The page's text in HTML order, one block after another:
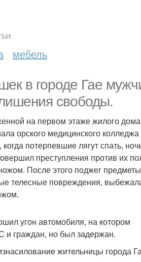
мебель
в городе Гае
свободы.
на первом этаже жилого
орского медицинского колледжа
потерпевшие лягут спать,
преступления против их
После этого поджег предметы
телесные повреждения,
угон автомобиля, на котором
и граждан, но был задержан.
жительницы города